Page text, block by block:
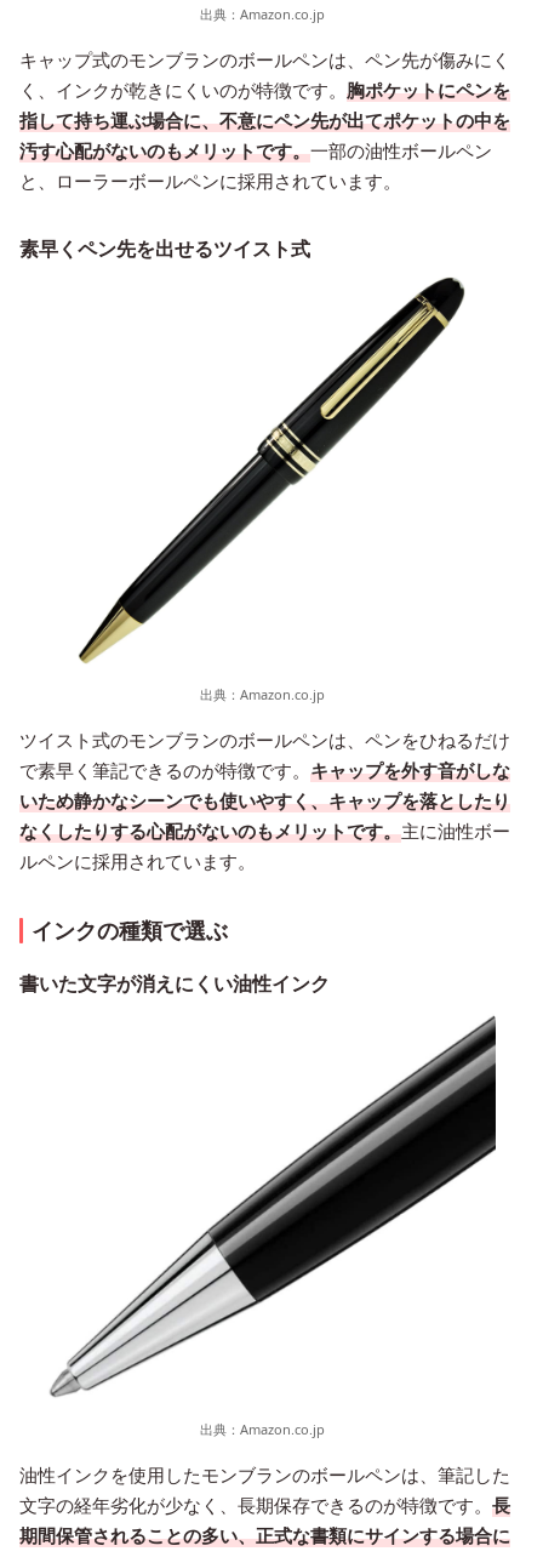
出典： Amazon.co.jp
キャップ式のモンブランのボールペンは、ペン先が傷みにく
く、インクが乾きにくいのが特徴です。 胸ポケットにペンを
指して持ち運ぶ場合に、不意にペン先が出てポケットの中を
汚す心配がないのもメリットです。一部の油性ボールペン
と、ローラーボールペンに採用されています。
素早くペン先を出せるツイスト式
出典： Amazon.co.jp
ツイスト式のモンブランのボールペンは、ペンをひねるだけ
で素早く筆記できるのが特徴です。 キャップを外す音がしな
いため静かなシーンでも使いやすく、キャップを落としたり
なくしたりする心配がないのもメリットです。主に油性ボー
ルペンに採用されています。
インクの種類で選ぶ
書いた文字が消えにくい油性インク
出典： Amazon.co.jp
油性インクを使用したモンブランのボールペンは、筆記した
文字の経年劣化が少なく、長期保存できるのが特徴です。 長
期間保管されることの多い、正式な書類にサインする場合に